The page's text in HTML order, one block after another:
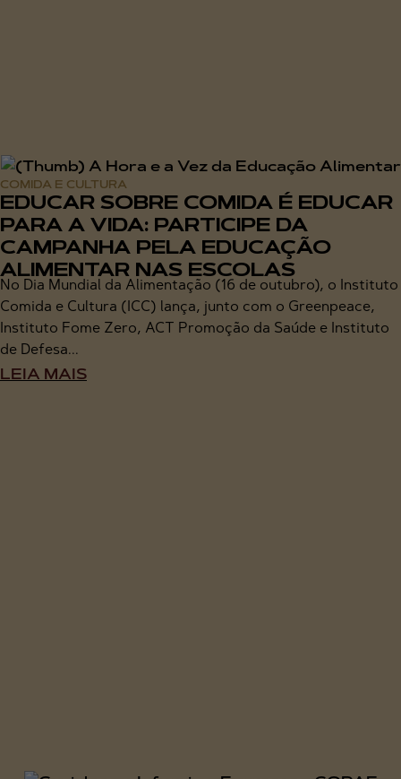
COMIDA E CULTURA
EDUCAR SOBRE COMIDA É EDUCAR
PARA A VIDA: PARTICIPE DA
CAMPANHA PELA EDUCAÇÃO
ALIMENTAR NAS ESCOLAS
No Dia Mundial da Alimentação (16 de outubro), o Instituto
Comida e Cultura (ICC) lança, junto com o Greenpeace,
Instituto Fome Zero, ACT Promoção da Saúde e Instituto
de Defesa...
LEIA MAIS